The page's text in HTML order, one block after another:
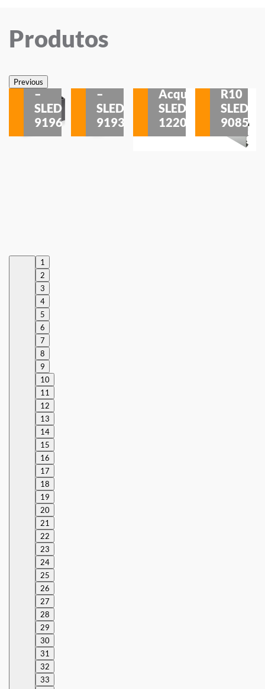
Produtos
PreviousSobrepor
–
SLED
9196
–
SLED
9193
Acqua
SLED
1220
R10
SLED
9085
1
2
3
4
5
6
7
8
9
10
11
12
13
14
15
16
17
18
19
20
21
22
23
24
25
26
27
28
29
30
31
32
33